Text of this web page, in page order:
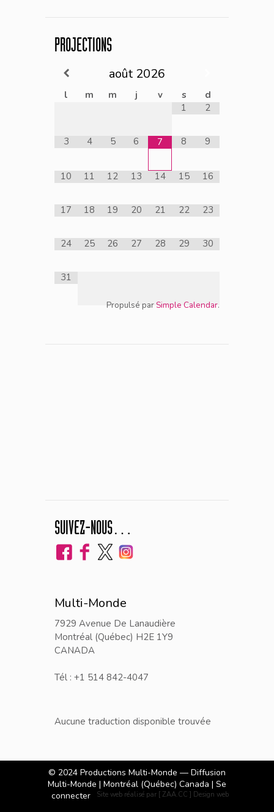
PROJECTIONS
août 2026
l m m j v s
d
1
2
3 4 5 6 7 8 9
10 11 12 13 14 15 16
17 18 19 20 21 22 23
24 25 26 27 28 29 30
31
Propulsé par Simple Calendar.
SUIVEZ-NOUS…
Multi-Monde
7929 Avenue De Lanaudière
Montréal (Québec) H2E 1Y9
CANADA
Tél : +1 514 842-4047
Aucune traduction disponible trouvée
© 2024 Productions Multi-Monde — Diffusion
Multi-Monde | Montréal (Québec) Canada | Se
connecter
Site web réalisé par [ ZAA.CC ] Design web